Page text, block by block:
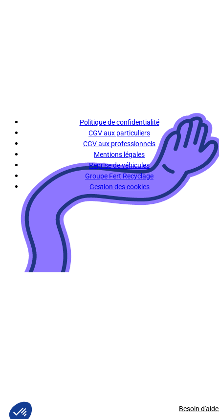
Politique de confidentialité
CGV aux particuliers
CGV aux professionnels
Mentions légales
Reprise de véhicules
Groupe Fert Recyclage
Gestion des cookies
Besoin